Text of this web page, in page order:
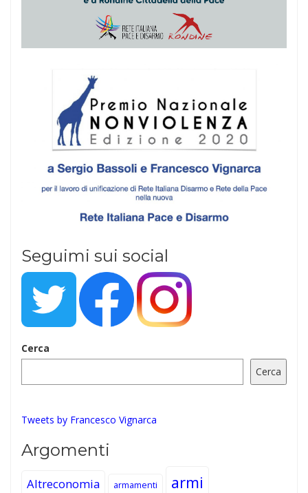
Seguimi sui social
Cerca
Cerca
Tweets by Francesco Vignarca
Argomenti
Altreconomia armamenti armi